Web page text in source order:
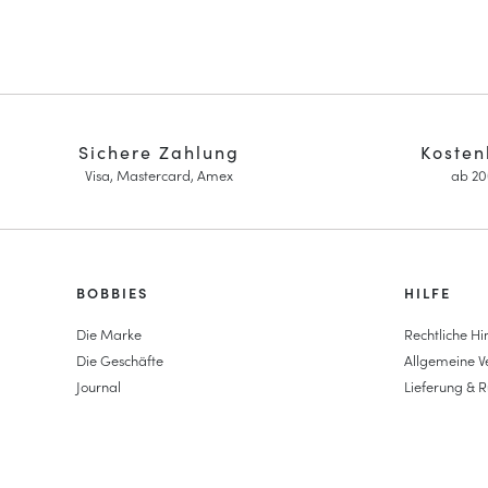
ab
Sichere Zahlung
Visa, Mastercard, Amex
HOMME
Sneakers
Goodyear genäht
Derbys & Richelieu
FEMME
Sneakers
Pumps &
Damen
BOBBIES
Die Marke
Die Geschäfte
Journal
HILFE
Rechtliche
Allgemeine
Lieferung &